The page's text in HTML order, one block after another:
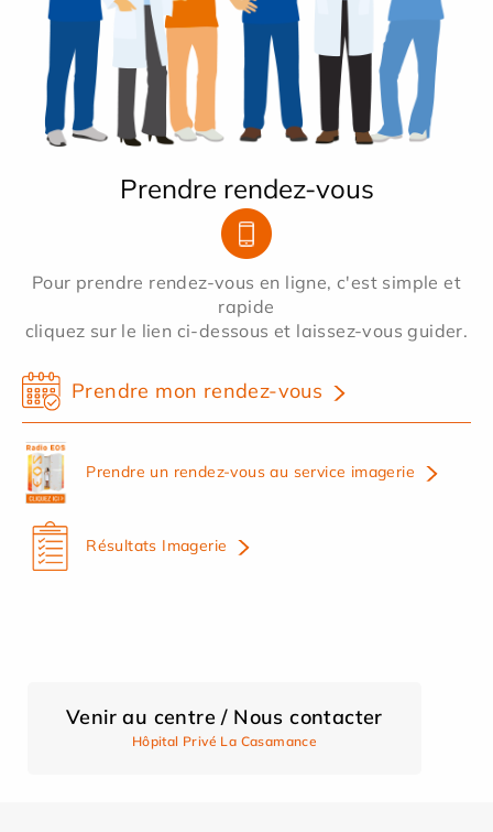
Prendre rendez-vous
Pour prendre rendez-vous en ligne, c'est simple et
rapide
cliquez sur le lien ci-dessous et laissez-vous guider.
Prendre mon rendez-vous
Prendre un rendez-vous au service imagerie
Résultats Imagerie
Venir au centre / Nous contacter
Hôpital Privé La Casamance